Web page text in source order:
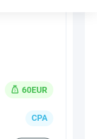
60EUR
CPA